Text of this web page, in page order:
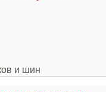
и шин